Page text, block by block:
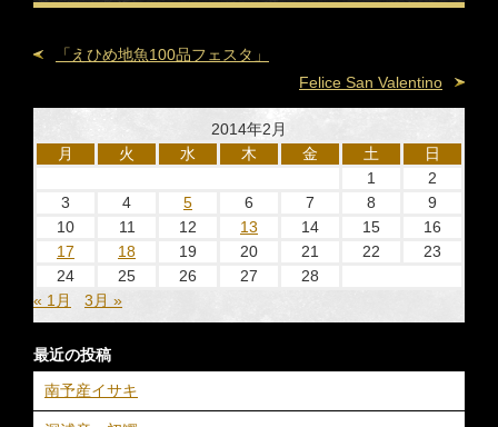
「えひめ地魚100品フェスタ」
Felice San Valentino
2014年2月
月
火 水 木 金 土
日
1
2
3
4 5 6 7 8
9
10
11 12 13 14 15
16
17
18 19 20 21 22
23
24
25 26 27
28
« 1月
3月 »
最近の投稿
南予産イサキ